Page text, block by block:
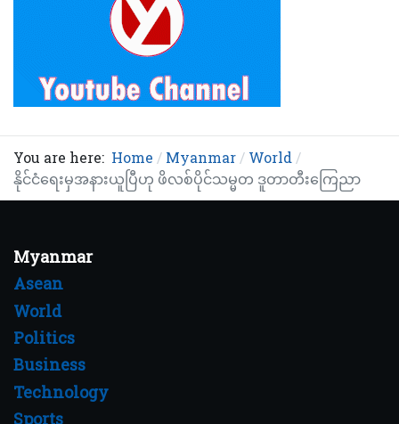
You are here: Home Myanmar
World
နိုင်ငံရေးမှအနားယူပြီဟု ဖိလစ်ပိုင်သမ္မတ ဒူတာတီးကြေညာ
Myanmar
Asean
World
Politics
Business
Technology
Sports